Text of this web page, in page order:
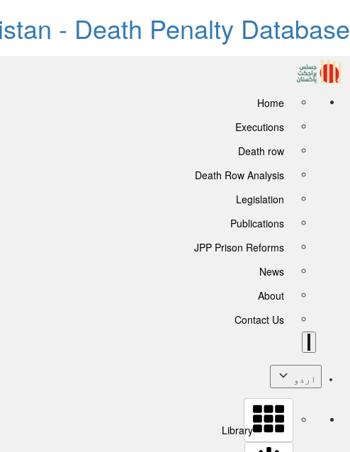
- Death Penalty Database
Home
Executions
Death row
Death Row Analysis
Legislation
Publications
JPP Prison Reforms
News
About
Contact Us
اردو
Library